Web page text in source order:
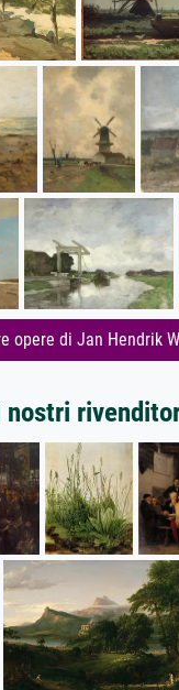
opere di Jan Hendrik
nostri